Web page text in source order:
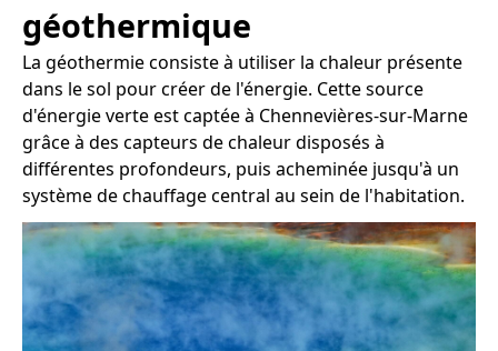
géothermique
La géothermie consiste à utiliser la chaleur présente
dans le sol pour créer de l'énergie. Cette source
d'énergie verte est captée à Chennevières-sur-Marne
grâce à des capteurs de chaleur disposés à
différentes profondeurs, puis acheminée jusqu'à un
système de chauffage central au sein de l'habitation.